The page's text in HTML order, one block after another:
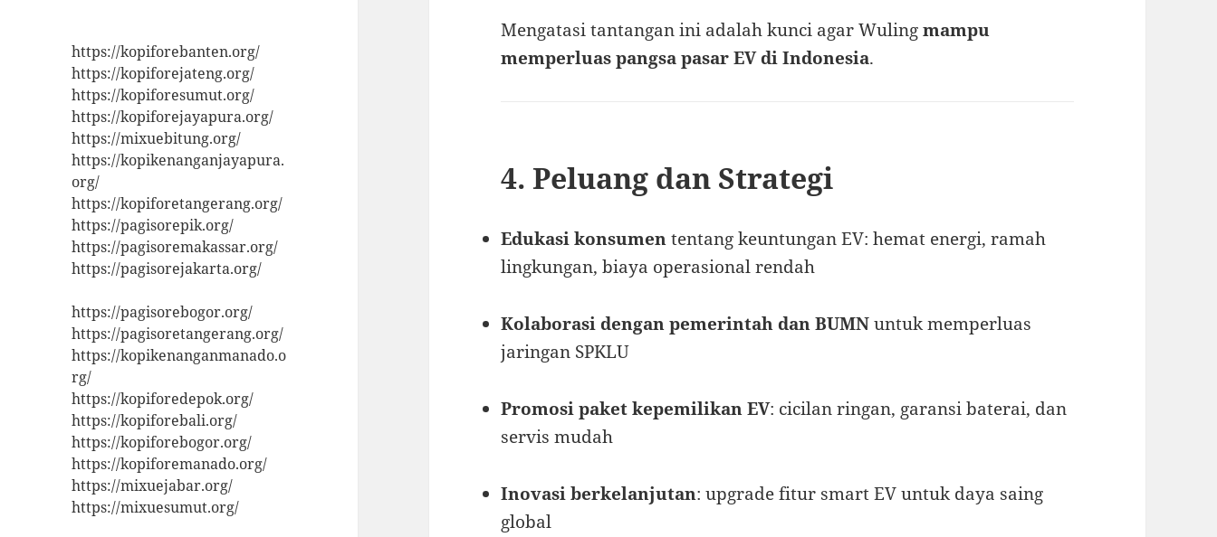
https://kopiforebanten.org/
https://kopiforejateng.org/
https://kopiforesumut.org/
https://kopiforejayapura.org/
https://mixuebitung.org/
https://kopikenanganjayapura.
org/
https://kopiforetangerang.org/
https://pagisorepik.org/
https://pagisoremakassar.org/
https://pagisorejakarta.org/
https://pagisorebogor.org/
https://pagisoretangerang.org/
https://kopikenanganmanado.o
rg/
https://kopiforedepok.org/
https://kopiforebali.org/
https://kopiforebogor.org/
https://kopiforemanado.org/
https://mixuejabar.org/
https://mixuesumut.org/
Mengatasi tantangan ini adalah kunci agar Wulingmampu
memperluas pangsa pasar EV di Indonesia.
4. Peluang dan Strategi
Edukasi konsumententang keuntungan EV: hemat energi, ramah
lingkungan, biaya operasional rendah
Kolaborasi dengan pemerintah dan BUMNuntuk memperluas
jaringan SPKLU
Promosi paket kepemilikan EV: cicilan ringan, garansi baterai, dan
servis mudah
Inovasi berkelanjutan: upgrade fitur smart EV untuk daya saing
global